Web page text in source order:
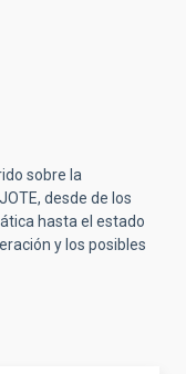
sobre la
desde de los
hasta el estado
y los posibles